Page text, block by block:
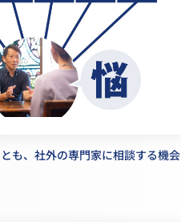
も、社外の専門家に相談する機会